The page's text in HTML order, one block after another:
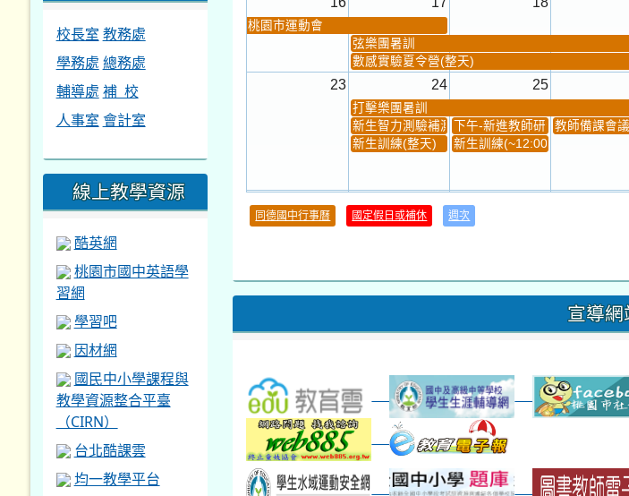
桃園市運動會
弦樂團暑訓
數感實驗夏令營(整天)
23 24 25
打擊樂團暑訓
新生智力測驗補測(...下午-新進教師研習教師備課會議
新生訓練(整天)
新生訓練(~12:00)
30 31
本週_健康檢查週 各班器材負責人訓練發放班級書箱及晨讀...
本週_新書展
第一週
同德國中行事曆 國定假日或補休 週次
宣導網
校長室 教務處
學務處 總務處
輔導處 補 校
人事室 會計室
線上教學資源
酷英網
桃園市國中英語學
習網
學習吧
因材網
國民中小學課程與
教學資源整合平臺
（CIRN）
台北酷課雲
均一教學平台